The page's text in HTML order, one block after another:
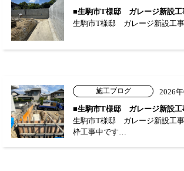
■生駒市T様邸 ガレージ新設工
生駒市T様邸 ガレージ新設工事
施工ブログ
2026
■生駒市T様邸 ガレージ新設
生駒市T様邸 ガレージ新設工
枠工事中です…